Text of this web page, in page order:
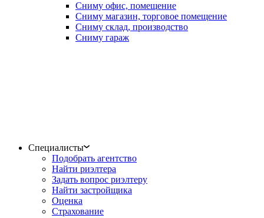
Сниму офис, помещение
Сниму магазин, торговое помещение
Сниму склад, производство
Сниму гараж
Специалисты
Подобрать агентство
Найти риэлтера
Задать вопрос риэлтеру
Найти застройщика
Оценка
Страхование